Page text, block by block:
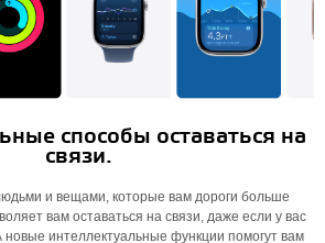
способы оставаться на
связи.
и вещами, которые вам дороги больше
вам оставаться на связи, даже если у вас
новые интеллектуальные функции помогут вам